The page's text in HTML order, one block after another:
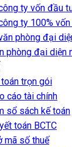
ty vốn đầu
ty 100%
phòng đại
phòng đại diện
trọn gói
cáo tài chính
sổ sách kế toán
toán BCTC
mã số thuế